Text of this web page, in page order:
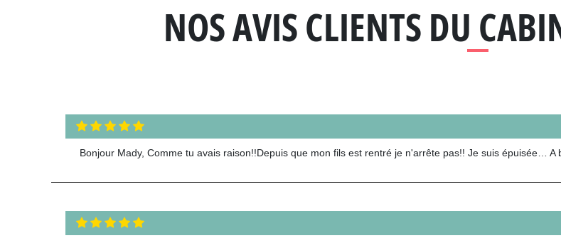
NOS AVIS CLIENTS DU
Bonjour Mady, Comme tu avais raison!!Depuis que mon fils est rentré je n'arrête pas!! Je suis épuisée… A